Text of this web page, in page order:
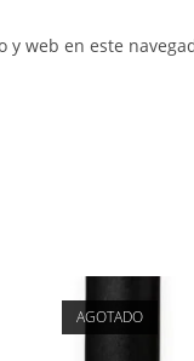
web en este
AGOTADO